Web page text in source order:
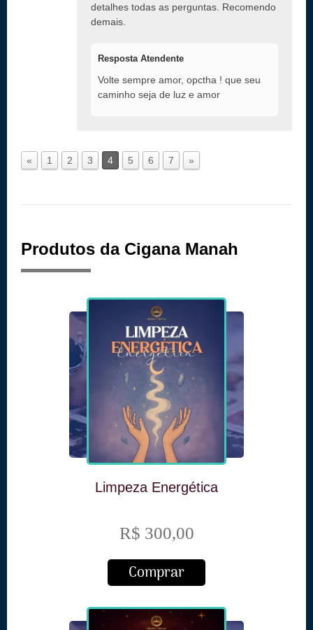
detalhes todas as perguntas. Recomendo
demais.
Resposta Atendente
Volte sempre amor, opctha ! que seu
caminho seja de luz e amor
« 1 2 3 4 5 6 7 »
Produtos da Cigana Manah
Limpeza Energética
R$ 300,00
Comprar